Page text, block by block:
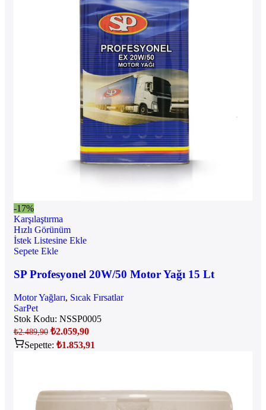
-17%
Karşılaştırma
Hızlı Görünüm
İstek Listesine Ekle
Sepete Ekle
SP Profesyonel 20W/50 Motor Yağı 15 Lt
Motor Yağları, Sıcak Fırsatlar
SarPet
Stok Kodu: NSSP0005
₺2.489,90 ₺2.059,90
Sepette: ₺1.853,91